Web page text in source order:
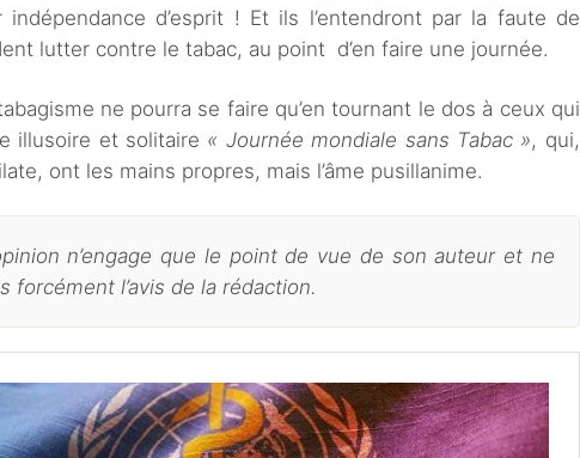
d’esprit ! Et ils l’entendront par la faute de
lutter contre le tabac, au point d’en faire une journée.
ne pourra se faire qu’en tournant le dos à ceux qui
illusoire et solitaire « Journée mondiale sans Tabac », qui,
ont les mains propres, mais l’âme pusillanime.
n’engage que le point de vue de son auteur et ne
forcément l’avis de la rédaction.